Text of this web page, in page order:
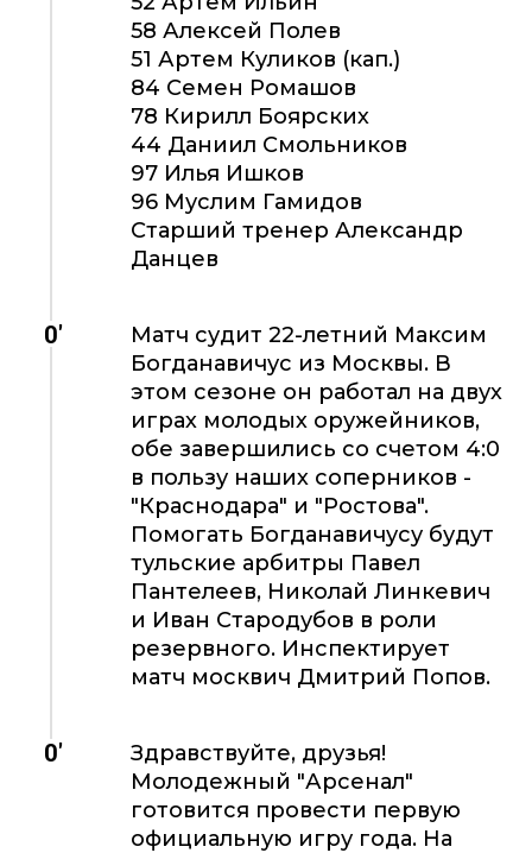
58 Алексей Полев
51 Артем Куликов (кап.)
84 Семен Ромашов
78 Кирилл Боярских
44 Даниил Смольников
97 Илья Ишков
96 Муслим Гамидов
Старший тренер Александр
Данцев
0'
Матч судит 22-летний Максим
Богданавичус из Москвы. В
этом сезоне он работал на двух
играх молодых оружейников,
обе завершились со счетом 4:0
в пользу наших соперников -
"Краснодара" и "Ростова".
Помогать Богданавичусу будут
тульские арбитры Павел
Пантелеев, Николай Линкевич
и Иван Стародубов в роли
резервного. Инспектирует
матч москвич Дмитрий Попов.
0'
Здравствуйте, друзья!
Молодежный "Арсенал"
готовится провести первую
официальную игру года. На